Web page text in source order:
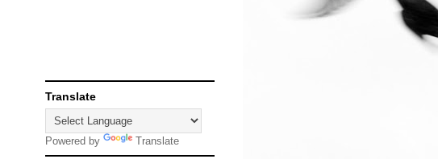
Translate
Powered by Translate